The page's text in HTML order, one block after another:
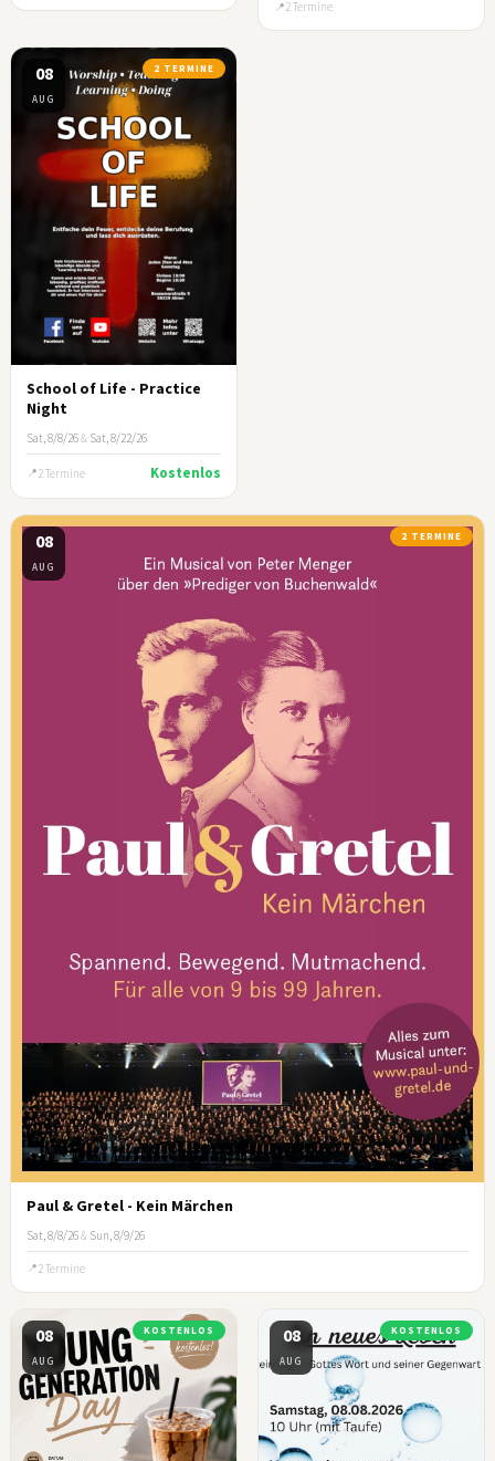
2 Termine
08
AUG
2 TERMINE
School of Life - Practice
Night
Sat, 8/8/26& Sat, 8/22/26
2 Termine Kostenlos
08
AUG
2 TERMINE
Paul & Gretel - Kein Märchen
Sat, 8/8/26& Sun, 8/9/26
2 Termine
08
AUG
KOSTENLOS 08
AUG
KOSTENLOS